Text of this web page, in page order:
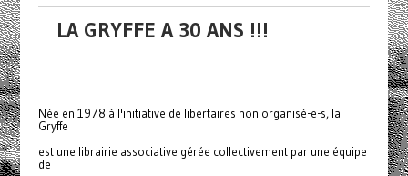
LA GRYFFE A 30 ANS !!!
Née en 1978 à l'initiative de libertaires non organisé-e-s, la
Gryffe
est une librairie associative gérée collectivement par une équipe
de